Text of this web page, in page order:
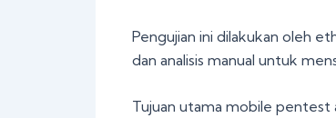
Pengujian ini dilakukan oleh
dan analisis manual untuk
Tujuan utama mobile pentest